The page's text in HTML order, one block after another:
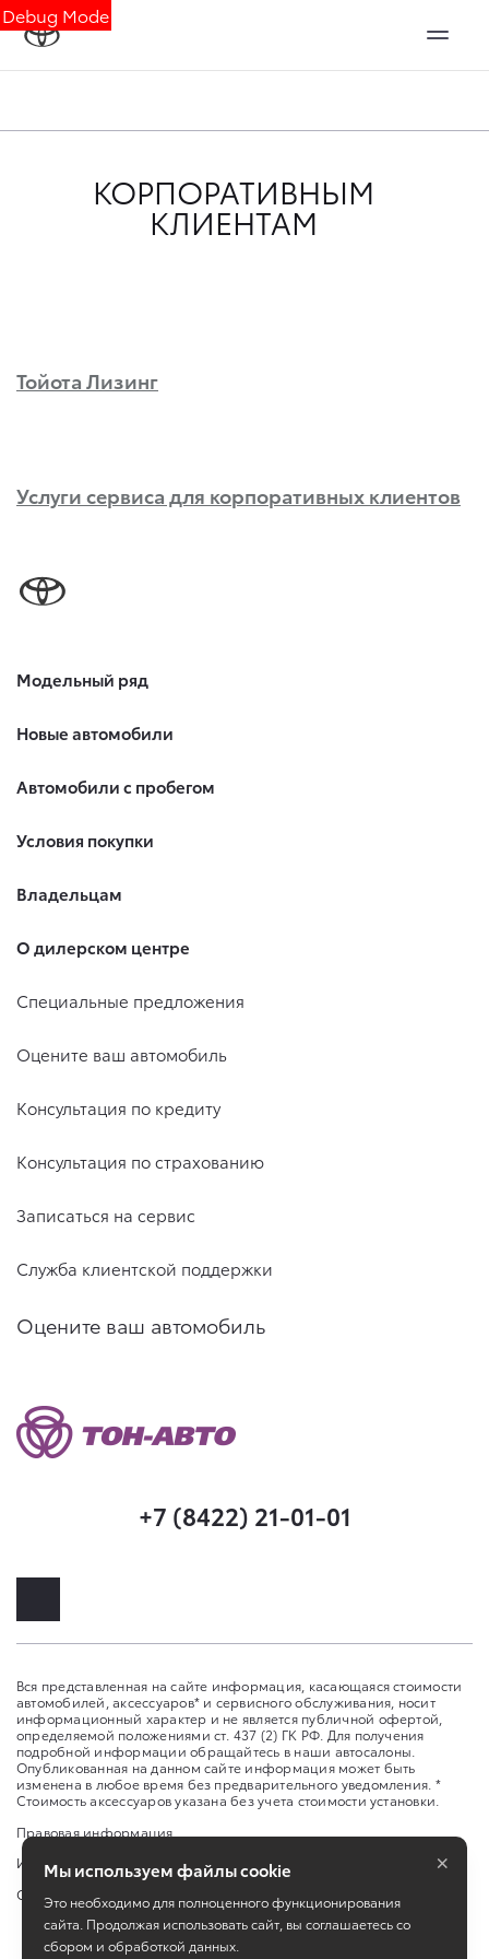
Debug Mode
КОРПОРАТИВНЫМ
КЛИЕНТАМ
Тойота Лизинг
Услуги сервиса для корпоративных клиентов
Модельный ряд
Новые автомобили
Автомобили с пробегом
Условия покупки
Владельцам
О дилерском центре
Специальные предложения
Оцените ваш автомобиль
Консультация по кредиту
Консультация по страхованию
Записаться на сервис
Служба клиентской поддержки
Оцените ваш автомобиль
+7 (8422) 21-01-01
Вся представленная на сайте информация, касающаяся стоимости
автомобилей, аксессуаров* и сервисного обслуживания, носит
информационный характер и не является публичной офертой,
определяемой положениями ст. 437 (2) ГК РФ. Для получения
подробной информации обращайтесь в наши автосалоны.
Опубликованная на данном сайте информация может быть
изменена в любое время без предварительного уведомления. *
Стоимость аксессуаров указана без учета стоимости установки.
Правовая информация
Изменить настройку cookies
Сбросить cookie
Мы используем файлы cookie
Это необходимо для полноценного функционирования
сайта. Продолжая использовать сайт, вы соглашаетесь со
сбором и обработкой данных.
×